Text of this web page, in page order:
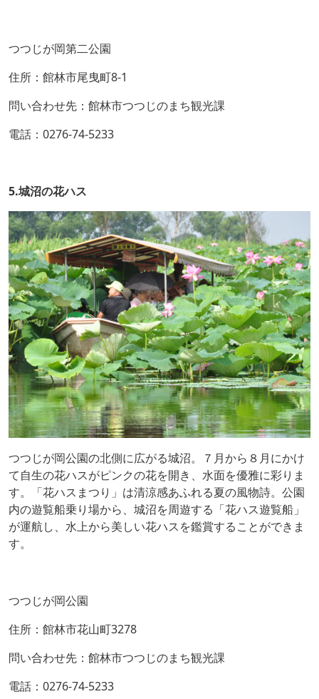
つつじが岡第二公園
住所：館林市尾曳町8-1
問い合わせ先：館林市つつじのまち観光課
電話：0276-74-5233
5.城沼の花ハス
つつじが岡公園の北側に広がる城沼。７月から８月にかけ
て自生の花ハスがピンクの花を開き、水面を優雅に彩りま
す。「花ハスまつり」は清涼感あふれる夏の風物詩。公園
内の遊覧船乗り場から、城沼を周遊する「花ハス遊覧船」
が運航し、水上から美しい花ハスを鑑賞することができま
す。
つつじが岡公園
住所：館林市花山町3278
問い合わせ先：館林市つつじのまち観光課
電話：0276-74-5233